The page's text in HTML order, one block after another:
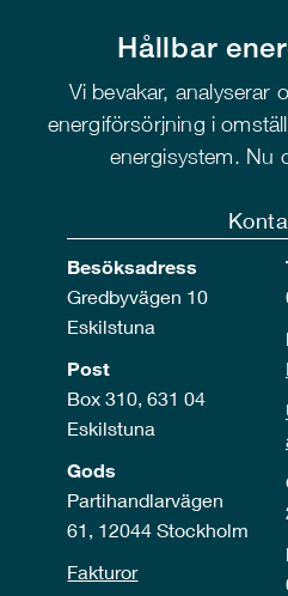
Hållbar
Vi bevakar, analyserar
energiförsörjning i
energisystem. Nu
Besöksadress
Gredbyvägen 10
Eskilstuna
Post
Box 310, 631 04
Eskilstuna
Gods
Partihandlarvägen
61, 12044 Stockholm
Fakturor